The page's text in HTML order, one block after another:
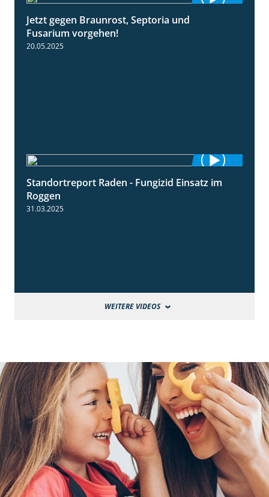
Jetzt gegen Braunrost, Septoria und
Fusarium vorgehen!
20.05.2025
5:29
Standortreport Raden - Fungizid Einsatz im
Roggen
31.03.2025
WEITERE VIDEOS